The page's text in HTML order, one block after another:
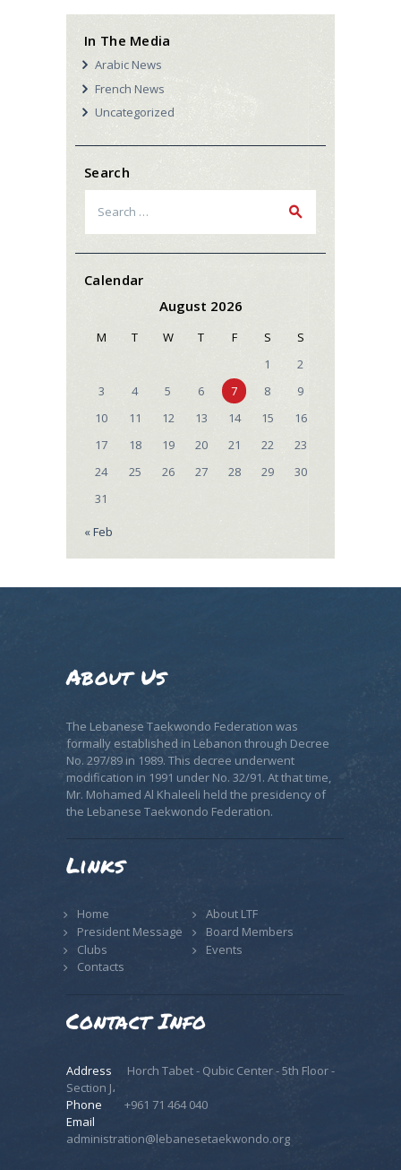
In The Media
Arabic News
French News
Uncategorized
Search
for:
Calendar
August 2026
M T W T F S
S
1
2
3
4 5 6 7 8
9
10
11 12 13 14 15
16
17
18 19 20 21 22
23
24
25 26 27 28 29
30
31
« Feb
About Us
The Lebanese Taekwondo Federation was
formally established in Lebanon through Decree
No. 297/89 in 1989. This decree underwent
modification in 1991 under No. 32/91. At that time,
Mr. Mohamed Al Khaleeli held the presidency of
the Lebanese Taekwondo Federation.
Links
Home
About LTF
President Message
Board Members
Clubs
Events
Contacts
Contact Info
Address
Horch Tabet - Qubic Center - 5th Floor -
Section J،
Phone
+961 71 464 040
Email
administration@lebanesetaekwondo.org